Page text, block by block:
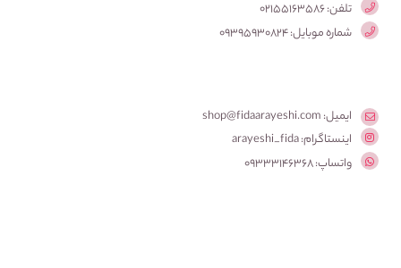
تلفن: 02155163586
شماره موبایل: 09395930824
ایمیل: shop@fidaarayeshi.com
اینستاگرام: arayeshi_fida
واتساپ: 09333146368